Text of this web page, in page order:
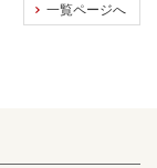
一覧ページへ